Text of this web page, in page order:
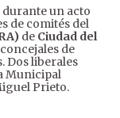
durante un acto
de comités del
de Ciudad del
de
Dos liberales
Municipal
Prieto.